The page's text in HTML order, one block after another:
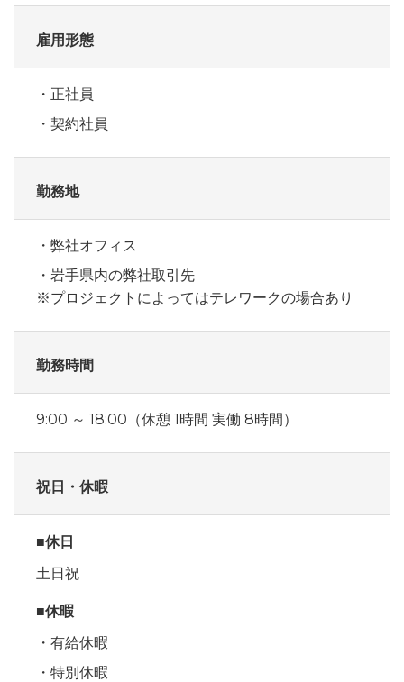
雇用形態
正社員
契約社員
勤務地
弊社オフィス
岩手県内の弊社取引先
※プロジェクトによってはテレワークの場合あり
勤務時間
9:00 ～ 18:00（休憩 1時間 実働 8時間）
祝日・休暇
■休日
土日祝
■休暇
有給休暇
特別休暇